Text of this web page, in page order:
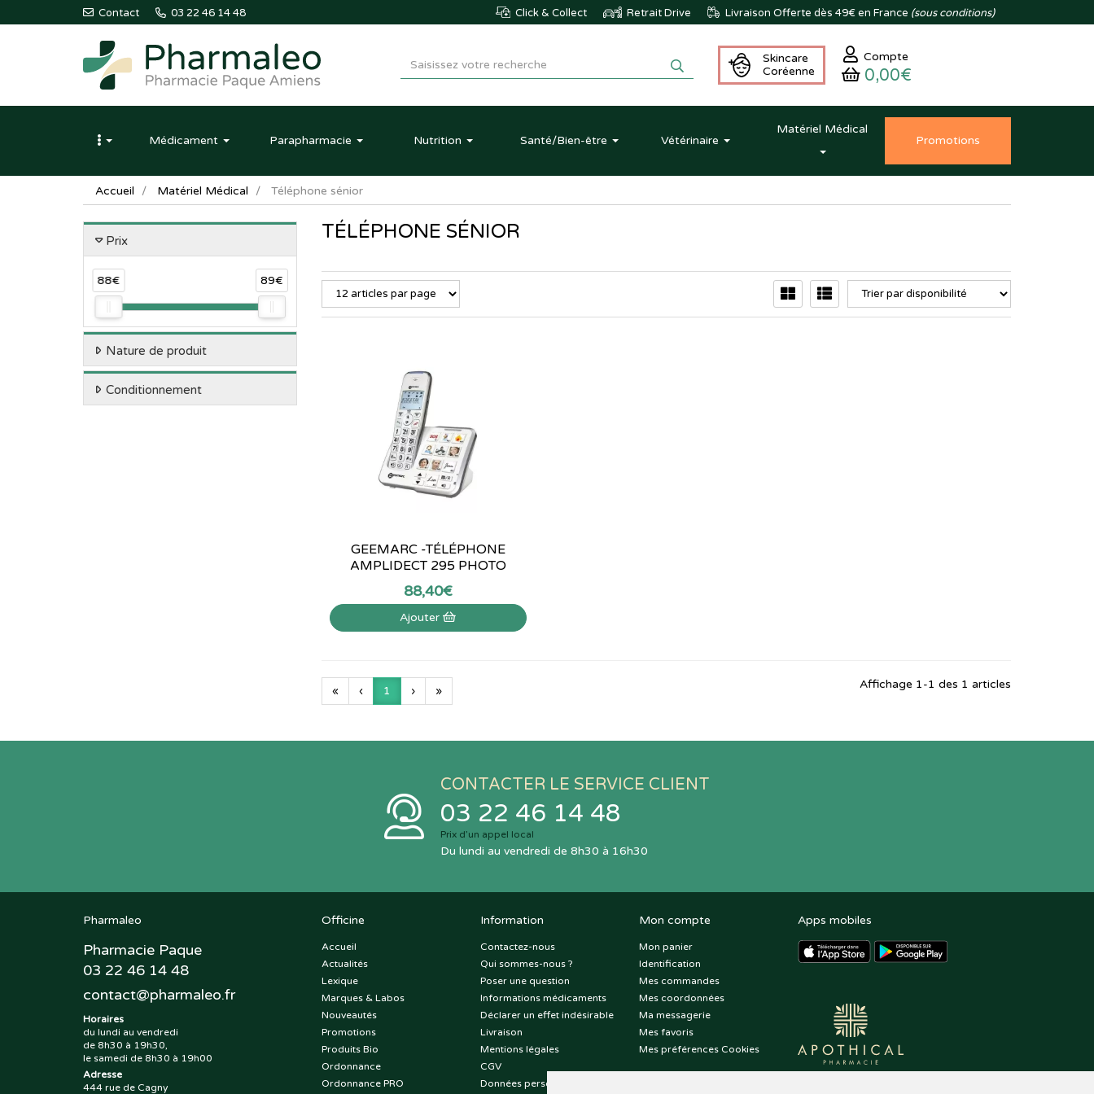
Contact 03 22 46 14 48 Click & Collect Retrait Drive Livraison Offerte dès 49€ en France (sous conditions)
Pharmaleo
Pharmacie
Paque
Amiens
Skincare
Coréenne
Compte
0,00€
Médicament Parapharmacie Nutrition Santé/Bien-être Vétérinaire
Matériel Médical
Promotions
Accueil Matériel Médical Téléphone sénior
Prix
88€ 89€
Nature de produit
Conditionnement
TÉLÉPHONE SÉNIOR
GEEMARC -TÉLÉPHONE
AMPLIDECT 295 PHOTO
88,40€
Ajouter
« ‹ 1 › » Affichage 1-1 des 1 articles
CONTACTER LE SERVICE CLIENT
03 22 46 14 48
Prix d’un appel local
Du lundi au vendredi de 8h30 à 16h30
Pharmaleo
Pharmacie Paque
03 22 46 14 48
contact@pharmaleo.fr
Horaires
du lundi au vendredi
de 8h30 à 19h30,
le samedi de 8h30 à 19h00
Adresse
444 rue de Cagny
Officine
Accueil
Actualités
Lexique
Marques & Labos
Nouveautés
Promotions
Produits Bio
Ordonnance
Ordonnance PRO
Information
Contactez-nous
Qui sommes-nous ?
Poser une question
Informations médicaments
Déclarer un effet indésirable
Livraison
Mentions légales
CGV
Données personnelles
Mon compte
Mon panier
Identification
Mes commandes
Mes coordonnées
Ma messagerie
Mes favoris
Mes préférences Cookies
Apps mobiles